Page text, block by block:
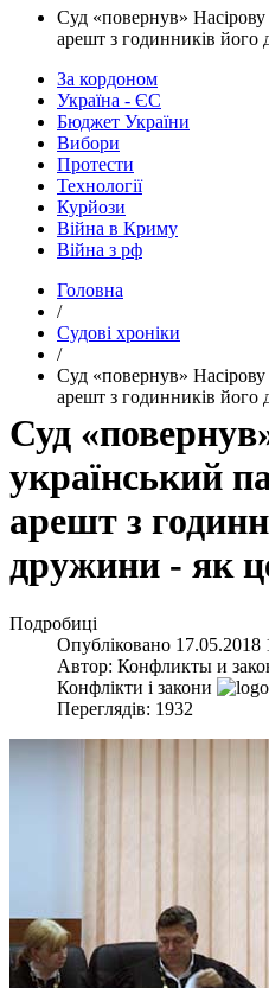
​Суд «повернув» Насірову
арешт з годинників його
За кордоном
Україна - ЄС
Бюджет України
Вибори
Протести
Технології
Курйози
Війна в Криму
Війна з рф
Головна
/
Судові хроніки
/
​Суд «повернув» Насірову
арешт з годинників його
​Суд
український
арешт з
дружини - як
Подробиці
Опубліковано 17.05.2018
Автор: Конфликты и
Конфлікти і закони
Переглядів: 1932